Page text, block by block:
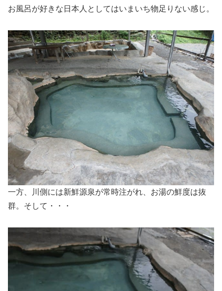
お風呂が好きな日本人としてはいまいち物足りない感じ。
一方、川側には新鮮源泉が常時注がれ、お湯の鮮度は抜
群。そして・・・